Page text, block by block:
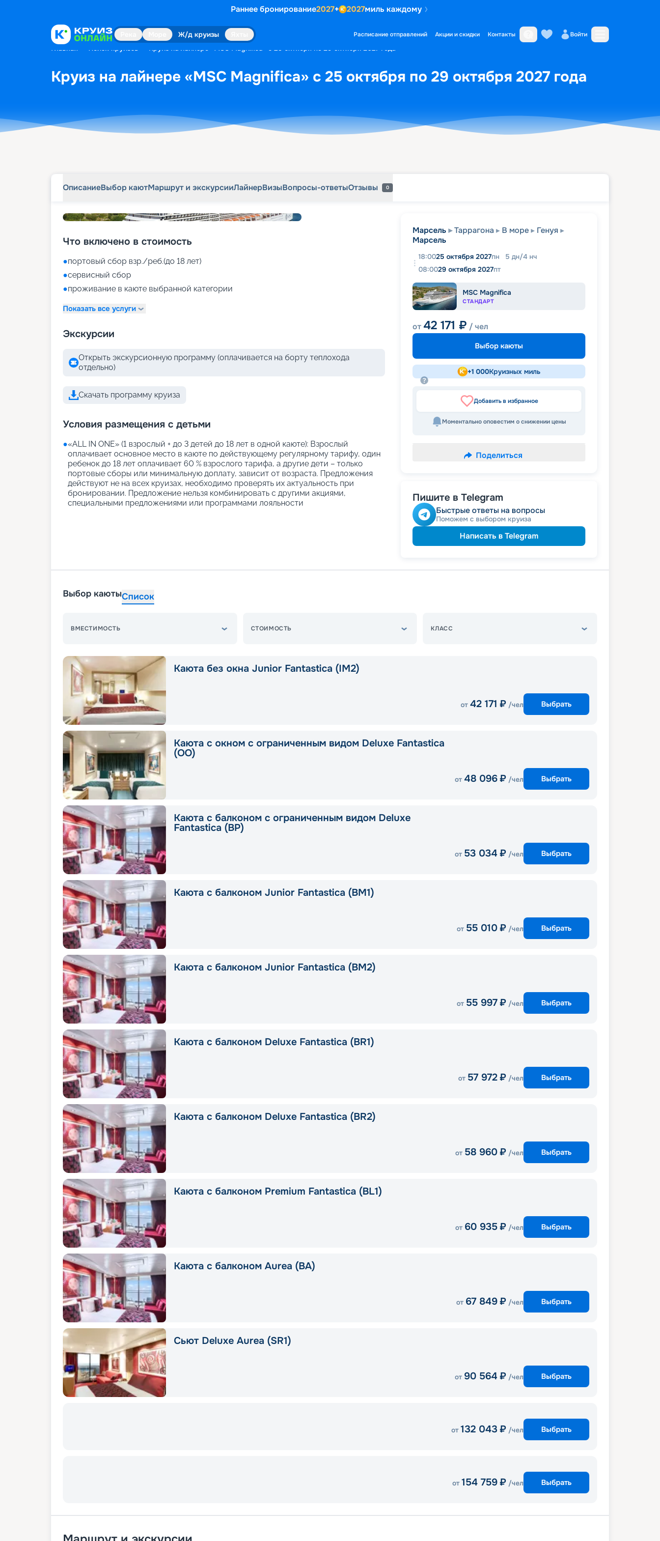
Раннее бронирование2027+ 2027миль каждому
Ж/д круизы Расписание отправлений Акции и скидки Контакты Войти
Главная Поиск круизов Круиз на лайнере «MSC Magnifica» с 25 октября по 29 октября 2027 года
Круиз на лайнере «MSC Magnifica» с 25 октября по 29 октября 2027 года
ОписаниеВыбор каютМаршрут и экскурсииЛайнерВизыВопросы-ответыОтзывы 0
Что включено в стоимость
●портовый сбор взр./реб.(до 18 лет)
●сервисный сбор
●проживание в каюте выбранной категории
Показать все услуги
Экскурсии
Открыть экскурсионную программу (оплачивается на борту теплохода
отдельно)
Скачать программу круиза
Условия размещения с детьми
●«АLL IN ONE» (1 взрослый + до 3 детей до 18 лет в одной каюте): Взрослый
оплачивает основное место в каюте по действующему регулярному тарифу, один
ребенок до 18 лет оплачивает 60 % взрослого тарифа, а другие дети – только
портовые сборы или минимальную доплату, зависит от возраста. Предложения
действуют не на всех круизах, необходимо проверять их актуальность при
бронировании. Предложение нельзя комбинировать с другими акциями,
специальными предложениями или программами лояльности
Марсель Таррагона В море
Генуя
Марсель
18:0025 октября 2027пн 5 дн/4 нч
08:0029 октября 2027пт
MSC Magnifica
СТАНДАРТ
от42 171 ₽ / чел
Выбор каюты
+1 000Круизных миль
Добавить в избранное
Моментально оповестим о снижении цены
Поделиться
Пишите в Telegram
Быстрые ответы на вопросы
Поможем с выбором круиза
Написать в Telegram
Выбор каютыСписок
ВМЕСТИМОСТЬ СТОИМОСТЬ КЛАСС
Каюта без окна Junior Fantastica (IM2)
от 42 171 ₽ /чел Выбрать
Каюта с окном с ограниченным видом Deluxe Fantastica
(OO)
от 48 096 ₽ /чел Выбрать
Каюта с балконом с ограниченным видом Deluxe
Fantastica (BP)
от 53 034 ₽ /чел Выбрать
Каюта с балконом Junior Fantastica (BM1)
от 55 010 ₽ /чел Выбрать
Каюта с балконом Junior Fantastica (BM2)
от 55 997 ₽ /чел Выбрать
Каюта с балконом Deluxe Fantastica (BR1)
от 57 972 ₽ /чел Выбрать
Каюта с балконом Deluxe Fantastica (BR2)
от 58 960 ₽ /чел Выбрать
Каюта с балконом Premium Fantastica (BL1)
от 60 935 ₽ /чел Выбрать
Каюта с балконом Aurea (BA)
от 67 849 ₽ /чел Выбрать
Сьют Deluxe Aurea (SR1)
от 90 564 ₽ /чел Выбрать
от 132 043 ₽ /чел Выбрать
от 154 759 ₽ /чел Выбрать